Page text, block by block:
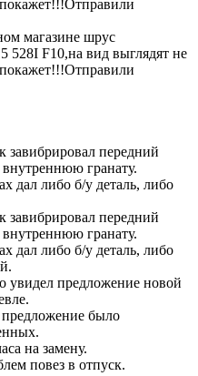
магазине шрус
F10,на вид выглядят не
завибрировал передний
гранату.
дал либо б/у деталь, либо
завибрировал передний
гранату.
дал либо б/у деталь, либо
увидел предложение новой
было
на замену.
повез в отпуск.